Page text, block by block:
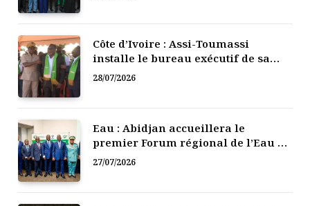
Côte d’Ivoire : Assi-Toumassi
installe le bureau exécutif de sa
mutuelle de développement
28/07/2026
Eau : Abidjan accueillera le
premier Forum régional de l’Eau de
l’Afrique de l’Ouest
27/07/2026